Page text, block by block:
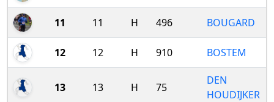
11 11 H 496 BOUGARD
12 12 H 910 BOSTEM
13 13 H 75
DEN
HOUDIJKER